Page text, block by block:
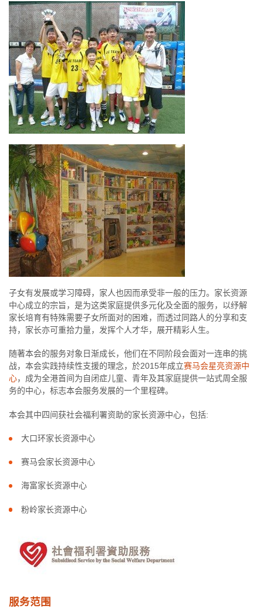
子女有发展或学习障碍，家人也因而承受非一般的压力。家长资源
中心成立的宗旨，是为这类家庭提供多元化及全面的服务，以纾解
家长培育有特殊需要子女所面对的困难，而透过同路人的分享和支
持，家长亦可重拾力量，发挥个人才华，展开精彩人生。
随著本会的服务对象日渐成长，他们在不同阶段会面对一连串的挑
战，本会实践持续性支援的理念，於2015年成立赛马会星亮资源中
心，成为全港首间为自闭症儿童、青年及其家庭提供一站式周全服
务的中心，标志本会服务发展的一个里程碑。
本会其中四间获社会福利署资助的家长资源中心，包括:
大口环家长资源中心
赛马会家长资源中心
海富家长资源中心
粉岭家长资源中心
服务范围